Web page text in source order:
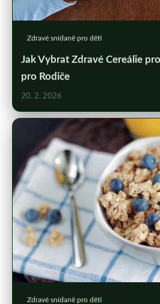
Zdravé snídaně pro děti
Jak Vybrat Zdravé Cereálie
pro Rodiče
20. 2. 2026
Zdravé snídaně pro děti